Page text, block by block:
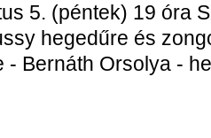
5. (péntek) 19 óra
hegedűre és
- Bernáth Orsolya -